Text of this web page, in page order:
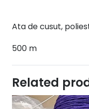
Ata de cusut,
500 m
Related